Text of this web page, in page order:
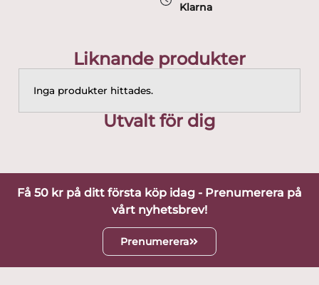
Klarna
Liknande produkter
Inga produkter hittades.
Utvalt för dig
Få 50 kr på ditt första köp idag - Prenumerera på
vårt nyhetsbrev!
Prenumerera